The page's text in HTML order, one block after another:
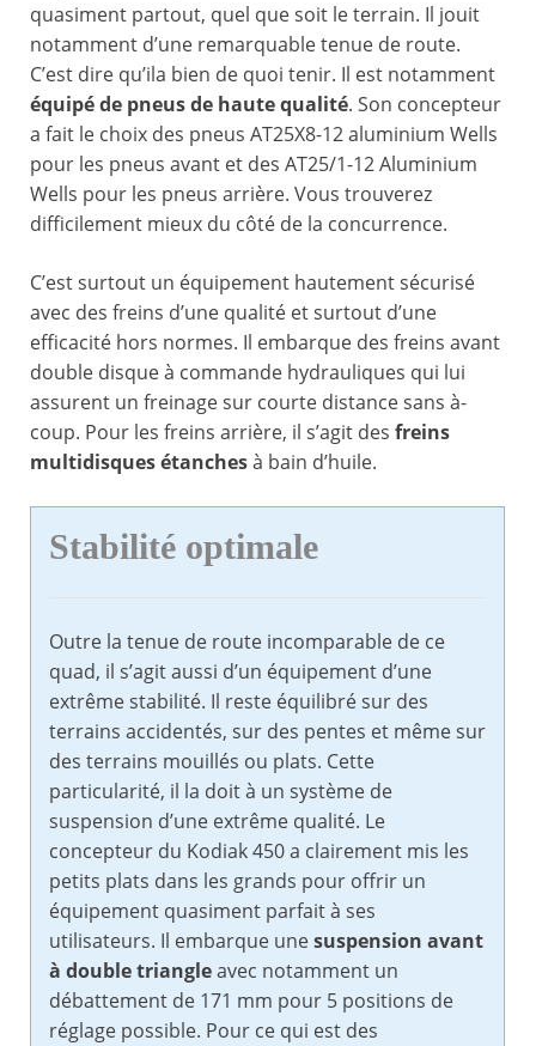
quasiment partout, quel que soit le terrain. Il jouit
notamment d’une remarquable tenue de route.
C’est dire qu’ila bien de quoi tenir. Il est notamment
équipé de pneus de haute qualité. Son concepteur
a fait le choix des pneus AT25X8-12 aluminium Wells
pour les pneus avant et des AT25/1-12 Aluminium
Wells pour les pneus arrière. Vous trouverez
difficilement mieux du côté de la concurrence.
C’est surtout un équipement hautement sécurisé
avec des freins d’une qualité et surtout d’une
efficacité hors normes. Il embarque des freins avant
double disque à commande hydrauliques qui lui
assurent un freinage sur courte distance sans à-
coup. Pour les freins arrière, il s’agit des freins
multidisques étanchesà bain d’huile.
Stabilité optimale
Outre la tenue de route incomparable de ce
quad, il s’agit aussi d’un équipement d’une
extrême stabilité. Il reste équilibré sur des
terrains accidentés, sur des pentes et même sur
des terrains mouillés ou plats. Cette
particularité, il la doit à un système de
suspension d’une extrême qualité. Le
concepteur du Kodiak 450 a clairement mis les
petits plats dans les grands pour offrir un
équipement quasiment parfait à ses
utilisateurs. Il embarque unesuspension avant
à double triangleavec notamment un
débattement de 171 mm pour 5 positions de
réglage possible. Pour ce qui est des